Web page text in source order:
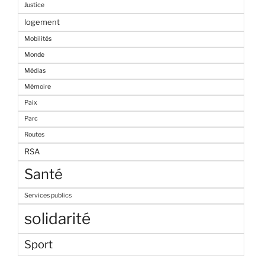
Justice
logement
Mobilités
Monde
Médias
Mémoire
Paix
Parc
Routes
RSA
Santé
Services publics
solidarité
Sport